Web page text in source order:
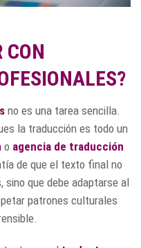
CON
no es una tarea sencilla.
la traducción es todo un
o agencia de traducción
de que el texto final no
sino que debe adaptarse al
patrones culturales